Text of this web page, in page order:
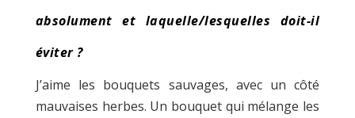
absolument et laquelle/lesquelles doit-il
éviter ?
J’aime les bouquets sauvages, avec un côté
mauvaises herbes. Un bouquet qui mélange les